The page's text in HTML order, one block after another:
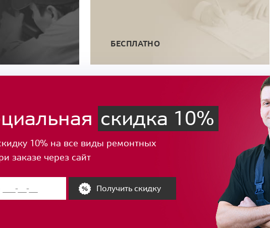
БЕСПЛАТНО
скидка 10%
10% на все виды ремонтных
заказе через сайт
Получить скидку